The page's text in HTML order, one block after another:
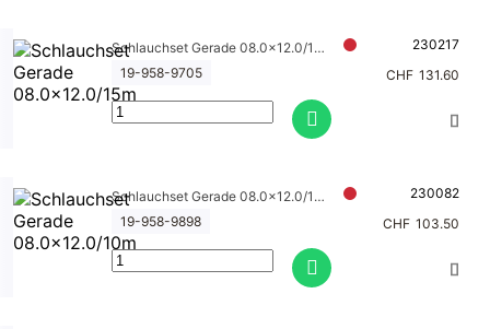
Schlauchset Gerade 08.0x12.0/15m
230217
19-958-9705
CHF 131.60
Schlauchset Gerade 08.0x12.0/10m
230082
19-958-9898
CHF 103.50